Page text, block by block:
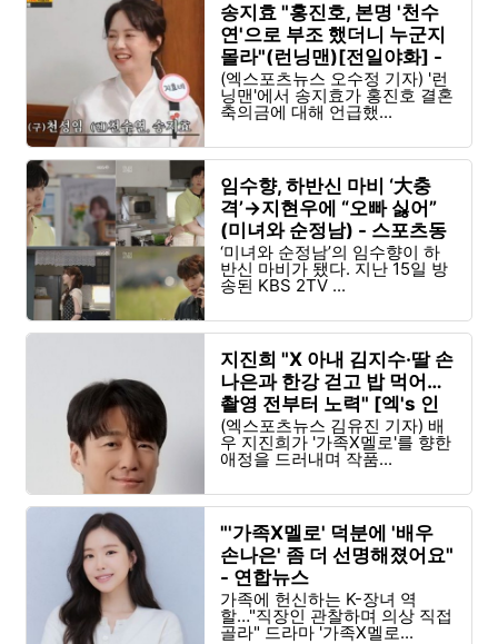
송지효 "홍진호, 본명 '천수
연'으로 부조 했더니 누군지
몰라"(런닝맨)[전일야화] -
엑스포츠뉴스
(엑스포츠뉴스 오수정 기자) '런
닝맨'에서 송지효가 홍진호 결혼
축의금에 대해 언급했...
임수향, 하반신 마비 ‘大충
격’→지현우에 “오빠 싫어”
(미녀와 순정남) - 스포츠동
아
‘미녀와 순정남’의 임수향이 하
반신 마비가 됐다. 지난 15일 방
송된 KBS 2TV ...
지진희 "X 아내 김지수·딸 손
나은과 한강 걷고 밥 먹어…
촬영 전부터 노력" [엑's 인
터뷰] - 엑스포츠뉴스
(엑스포츠뉴스 김유진 기자) 배
우 지진희가 '가족X멜로'를 향한
애정을 드러내며 작품...
"'가족X멜로' 덕분에 '배우
손나은' 좀 더 선명해졌어요"
- 연합뉴스
가족에 헌신하는 K-장녀 역
할…"직장인 관찰하며 의상 직접
골라" 드라마 '가족X멜로...